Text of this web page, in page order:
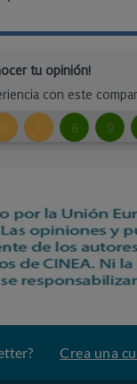
Crea una